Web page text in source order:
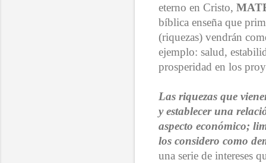
eterno en Cristo,
bíblica enseña que
(riquezas) vendrán
ejemplo: salud,
prosperidad en los
Las riquezas que
y establecer una
aspecto económico;
los considero como
una serie de intereses